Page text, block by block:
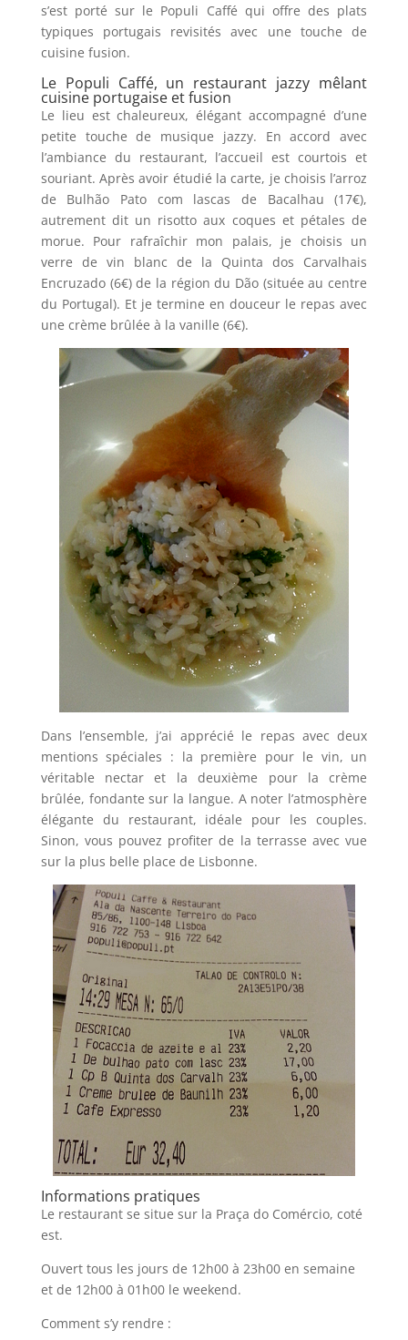
s’est porté sur le Populi Caffé qui offre des plats
typiques portugais revisités avec une touche de
cuisine fusion.
Le Populi Caffé, un restaurant jazzy mêlant
cuisine portugaise et fusion
Le lieu est chaleureux, élégant accompagné d’une
petite touche de musique jazzy. En accord avec
l’ambiance du restaurant, l’accueil est courtois et
souriant. Après avoir étudié la carte, je choisis l’arroz
de Bulhão Pato com lascas de Bacalhau (17€),
autrement dit un risotto aux coques et pétales de
morue. Pour rafraîchir mon palais, je choisis un
verre de vin blanc de la Quinta dos Carvalhais
Encruzado (6€) de la région du Dão (située au centre
du Portugal). Et je termine en douceur le repas avec
une crème brûlée à la vanille (6€).
Dans l’ensemble, j’ai apprécié le repas avec deux
mentions spéciales : la première pour le vin, un
véritable nectar et la deuxième pour la crème
brûlée, fondante sur la langue. A noter l’atmosphère
élégante du restaurant, idéale pour les couples.
Sinon, vous pouvez profiter de la terrasse avec vue
sur la plus belle place de Lisbonne.
Informations pratiques
Le restaurant se situe sur la Praça do Comércio, coté
est.
Ouvert tous les jours de 12h00 à 23h00 en semaine
et de 12h00 à 01h00 le weekend.
Comment s’y rendre :